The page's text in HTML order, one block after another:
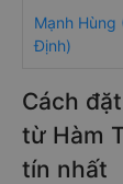
Mạnh Hùng
Định)
Cách
từ Hàm
tín nhất